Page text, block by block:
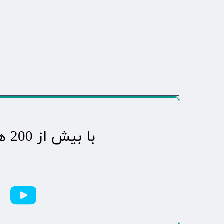
​با بیش از 200 هزاردنبال کننده محبوب ترین رسانه مردمی شهر مهاباد​​​​​​​​​​​​​​